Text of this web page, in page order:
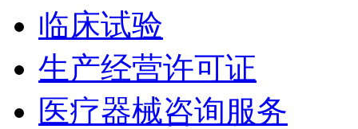
临床试验
生产经营许可证
医疗器械咨询服务